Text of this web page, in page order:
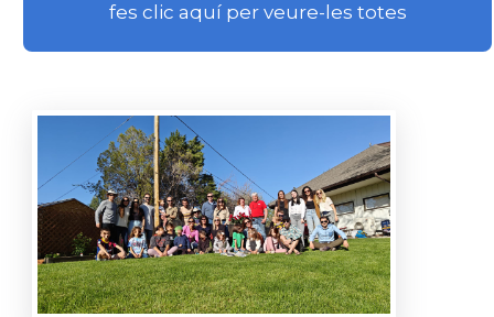
fes clic aquí per veure-les totes